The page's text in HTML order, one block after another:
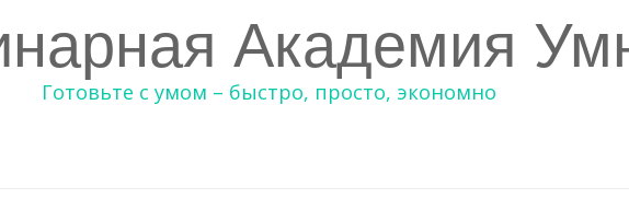
Академия
Готовьте с умом – быстро, просто, экономно